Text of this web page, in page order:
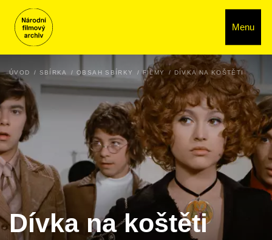
Menu
ÚVOD SBÍRKA OBSAH SBÍRKY FILMY DÍVKA NA KOŠTĚTI
Dívka na koštěti